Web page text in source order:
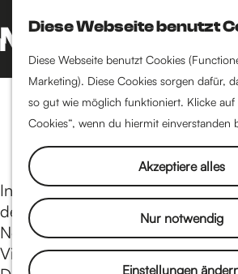
Diese Webseite benutzt
Diese Webseite benutzt Cookies
Marketing). Diese Cookies sorgen dafür,
so gut wie möglich funktioniert. Klicke auf
Cookies“, wenn du hiermit einverstanden
Akzeptiere alles
Nur notwendig
Einstellungen
e
i
e
z
u
S
u
c
h
e
n
M
e
n
ü
Literatur
Museen &
Bühnen
Musik
Festivals
Essen & Trinken
Restaurants
Mittagessen
Frühstücken
Kaffee
Über diese
IntoNimwegen ist von einigen
der Stadt ins Leben gerufen
Netwerk Nimwegen, Huis voor
Visit Arnhem Nimwegen und die